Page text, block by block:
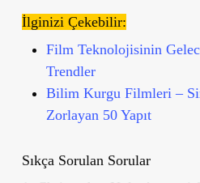
İlginizi Çekebilir:
Film Teknolojisinin
Trendler
Bilim Kurgu Filmleri –
Zorlayan 50 Yapıt
Sıkça Sorulan Sorular